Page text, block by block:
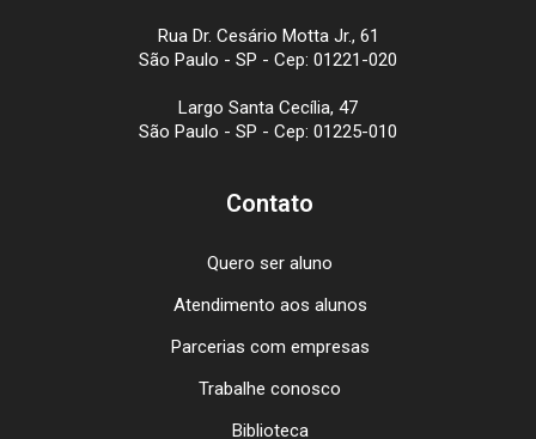
Rua Dr. Cesário Motta Jr., 61
São Paulo - SP - Cep: 01221-020
Largo Santa Cecília, 47
São Paulo - SP - Cep: 01225-010
Contato
Quero ser aluno
Atendimento aos alunos
Parcerias com empresas
Trabalhe conosco
Biblioteca